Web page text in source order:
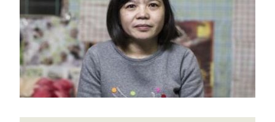
mettre fin à la pauvretésuivante